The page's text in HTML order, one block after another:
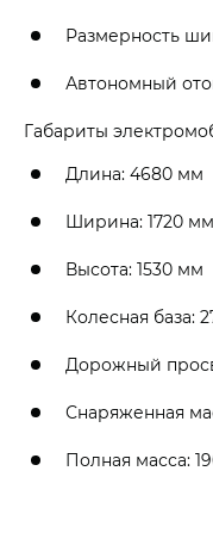
Размерность
Автономный
Габариты
Длина: 4680 мм
Ширина: 1720 мм
Высота: 1530 мм
Колесная база:
Дорожный
Снаряженная
Полная масса: